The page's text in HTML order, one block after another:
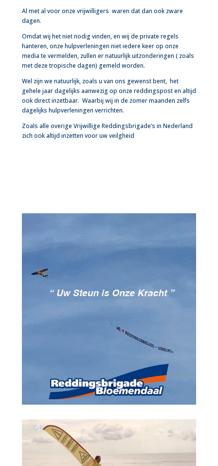
Al met al voor onze vrijwilligers waren dat dan ook zware
dagen.
Omdat wij het niet nodig vinden, en wij de private regels
hanteren, onze hulpverleningen niet iedere keer op onze
media te vermelden, zullen er natuurlijk uitzonderingen ( zoals
met deze tropische dagen) gemeld worden.
Wel zijn we natuurlijk, zoals u van ons gewenst bent, het
gehele jaar dagelijks aanwezig op onze reddingspost en altijd
ook direct inzetbaar. Waarbij wij in de zomer maanden zelfs
dagelijks hulpverleningen verrichten.
Zoals alle overige Vrijwillige Reddingsbrigade’s in Nederland
zich ook altijd inzetten voor uw veilgheid